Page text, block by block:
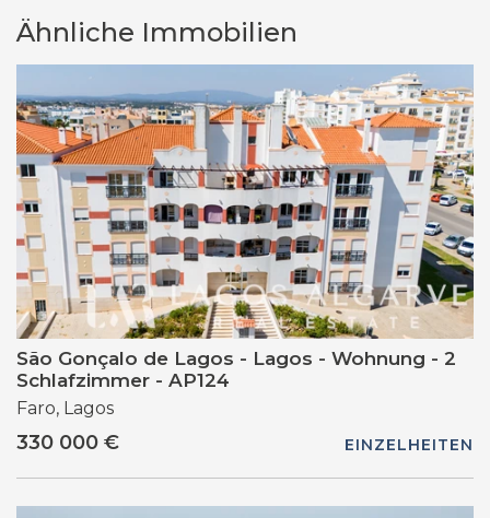
Ähnliche Immobilien
São Gonçalo de Lagos - Lagos - Wohnung - 2
Schlafzimmer - AP124
Faro, Lagos
330 000 € EINZELHEITEN